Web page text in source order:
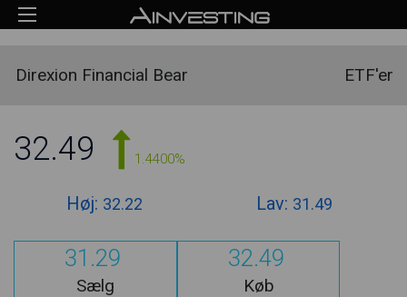
Direxion Financial Bear ETF'er
32.49 1.4400%
Høj: 32.22 Lav: 31.49
31.29
Sælg
32.49
Køb